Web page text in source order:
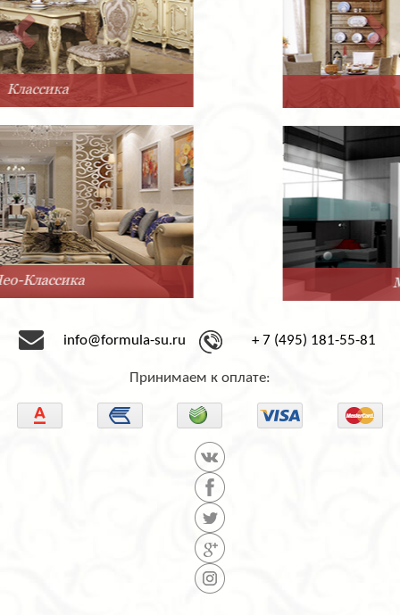
Минимализм
info@formula-su.ru + 7 (495) 181-55-81
Принимаем к оплате: